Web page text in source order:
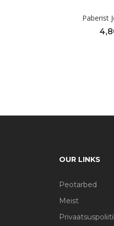
Paberist
OUR LINKS
Peotarbed
Meist